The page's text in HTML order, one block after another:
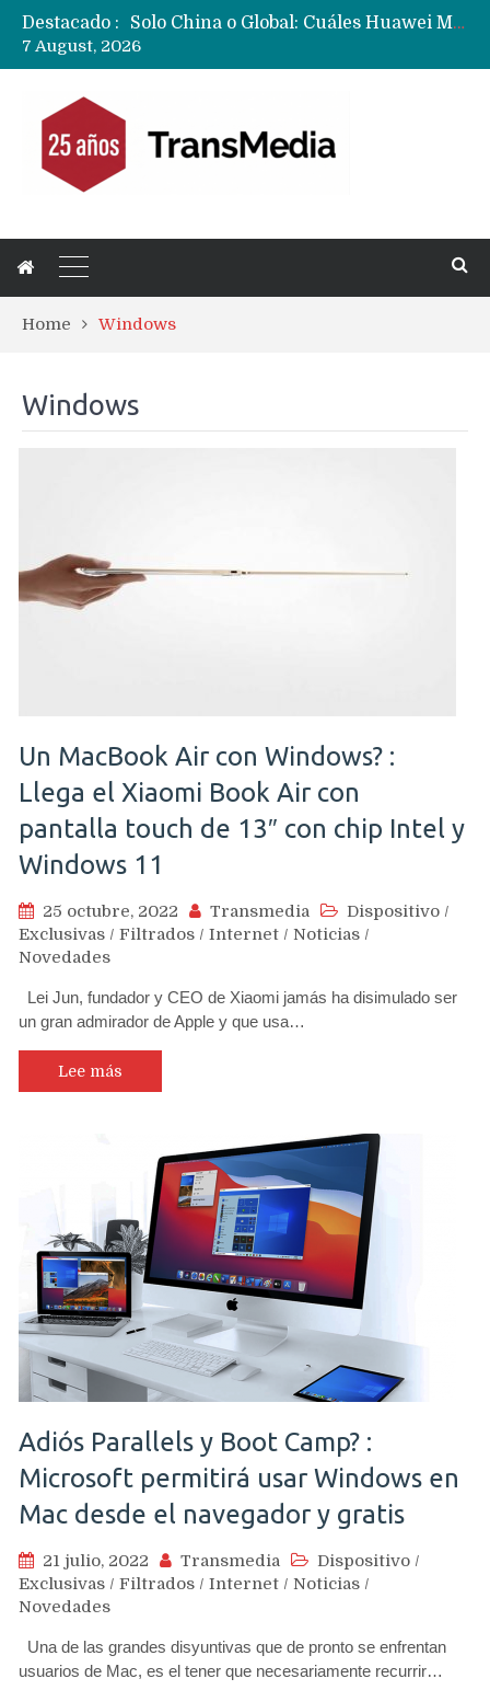
Destacado :
Data Centers de Huawei en Chile, México, Brasil,Perú y Argentina podrían verse afectados por arremetida de EE.UU
7 August, 2026
Home Windows
Windows
Un MacBook Air con Windows? :
Llega el Xiaomi Book Air con
pantalla touch de 13″ con chip Intel y
Windows 11
25 octubre, 2022 Transmedia Dispositivo /
Exclusivas / Filtrados / Internet / Noticias /
Novedades
Lei Jun, fundador y CEO de Xiaomi jamás ha disimulado ser
un gran admirador de Apple y que usa…
Lee más
Adiós Parallels y Boot Camp? :
Microsoft permitirá usar Windows en
Mac desde el navegador y gratis
21 julio, 2022 Transmedia Dispositivo /
Exclusivas / Filtrados / Internet / Noticias /
Novedades
Una de las grandes disyuntivas que de pronto se enfrentan
usuarios de Mac, es el tener que necesariamente recurrir…